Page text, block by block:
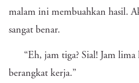
malam ini membuahkan hasil.
sangat benar.
“Eh, jam tiga? Sial! Jam lima
berangkat kerja.”